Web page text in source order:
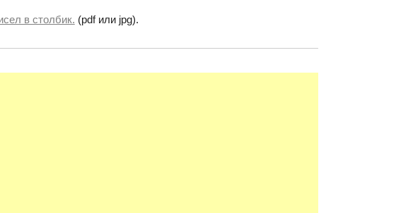
в столбик. (pdf или jpg).